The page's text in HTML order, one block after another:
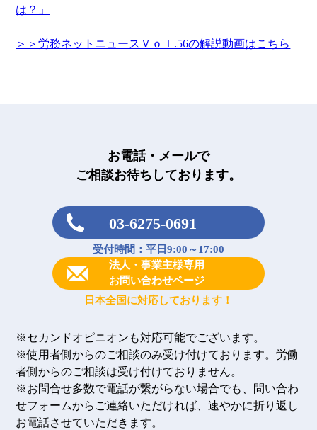
は？」
＞＞労務ネットニュースＶｏｌ.56の解説動画はこちら
お電話・メールで
ご相談お待ちしております。
03-6275-0691
受付時間：平日9:00～17:00
法人・事業主様専用
お問い合わせページ
日本全国に対応しております！
※セカンドオピニオンも対応可能でございます。
※使用者側からのご相談のみ受け付けております。労働
者側からのご相談は受け付けておりません。
※お問合せ多数で電話が繋がらない場合でも、問い合わ
せフォームからご連絡いただければ、速やかに折り返し
お電話させていただきます。